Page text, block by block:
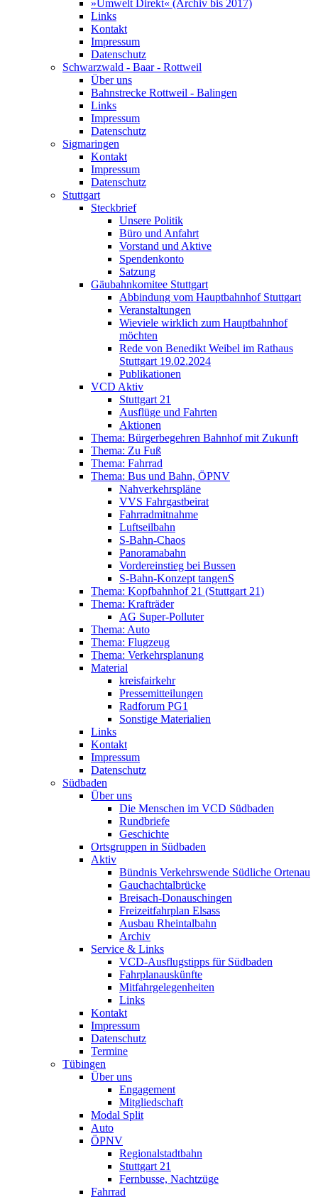
»Umwelt Direkt« (Archiv bis 2017)
Links
Kontakt
Impressum
Datenschutz
Schwarzwald - Baar - Rottweil
Über uns
Bahnstrecke Rottweil - Balingen
Links
Impressum
Datenschutz
Sigmaringen
Kontakt
Impressum
Datenschutz
Stuttgart
Steckbrief
Unsere Politik
Büro und Anfahrt
Vorstand und Aktive
Spendenkonto
Satzung
Gäubahnkomitee Stuttgart
Abbindung vom Hauptbahnhof Stuttgart
Veranstaltungen
Wieviele wirklich zum Hauptbahnhof
möchten
Rede von Benedikt Weibel im Rathaus
Stuttgart 19.02.2024
Publikationen
VCD Aktiv
Stuttgart 21
Ausflüge und Fahrten
Aktionen
Thema: Bürgerbegehren Bahnhof mit Zukunft
Thema: Zu Fuß
Thema: Fahrrad
Thema: Bus und Bahn, ÖPNV
Nahverkehrspläne
VVS Fahrgastbeirat
Fahrradmitnahme
Luftseilbahn
S-Bahn-Chaos
Panoramabahn
Vordereinstieg bei Bussen
S-Bahn-Konzept tangenS
Thema: Kopfbahnhof 21 (Stuttgart 21)
Thema: Krafträder
AG Super-Polluter
Thema: Auto
Thema: Flugzeug
Thema: Verkehrsplanung
Material
kreisfairkehr
Pressemitteilungen
Radforum PG1
Sonstige Materialien
Links
Kontakt
Impressum
Datenschutz
Südbaden
Über uns
Die Menschen im VCD Südbaden
Rundbriefe
Geschichte
Ortsgruppen in Südbaden
Aktiv
Bündnis Verkehrswende Südliche Ortenau
Gauchachtalbrücke
Breisach-Donauschingen
Freizeitfahrplan Elsass
Ausbau Rheintalbahn
Archiv
Service & Links
VCD-Ausflugstipps für Südbaden
Fahrplanauskünfte
Mitfahrgelegenheiten
Links
Kontakt
Impressum
Datenschutz
Termine
Tübingen
Über uns
Engagement
Mitgliedschaft
Modal Split
Auto
ÖPNV
Regionalstadtbahn
Stuttgart 21
Fernbusse, Nachtzüge
Fahrrad